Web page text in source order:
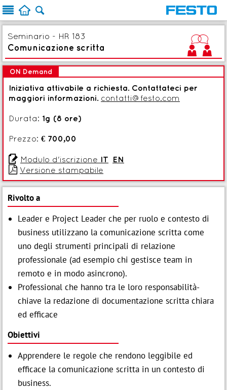
  
Rivolto a
Leader e Project Leader che per ruolo e contesto di
business utilizzano la comunicazione scritta come
uno degli strumenti principali di relazione
professionale (ad esempio chi gestisce team in
remoto e in modo asincrono).
Professional che hanno tra le loro responsabilità-
chiave la redazione di documentazione scritta chiara
ed efficace
Obiettivi
Apprendere le regole che rendono leggibile ed
efficace la comunicazione scritta in un contesto di
business.
ON Demand
Iniziativa attivabile a richiesta. Contattateci per
maggiori informazioni. contatti@festo.com
Durata: 1g (8 ore)
Prezzo: € 700,00
 Modulo d'iscrizione IT EN
 Versione stampabile
Seminario - HR 183
Comunicazione scritta
i